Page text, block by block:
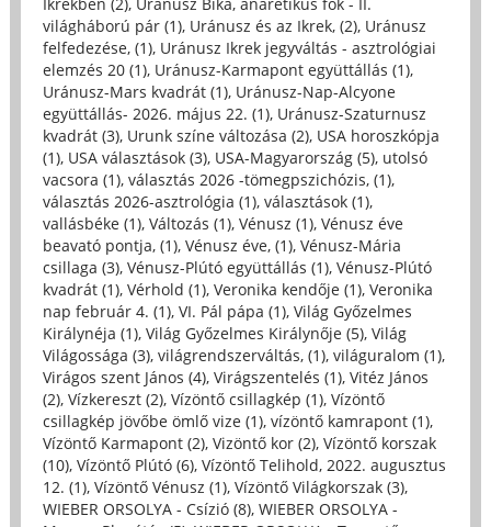
világháború pár (1), Uránusz és az Ikrek, (2), Uránusz
felfedezése, (1), Uránusz Ikrek jegyváltás - asztrológiai
elemzés 20 (1), Uránusz-Karmapont együttállás (1),
Uránusz-Mars kvadrát (1), Uránusz-Nap-Alcyone
együttállás- 2026. május 22. (1), Uránusz-Szaturnusz
kvadrát (3), Urunk színe változása (2), USA horoszkópja
(1), USA választások (3), USA-Magyarország (5), utolsó
vacsora (1), választás 2026 -tömegpszichózis, (1),
választás 2026-asztrológia (1), választások (1),
vallásbéke (1), Változás (1), Vénusz (1), Vénusz éve
beavató pontja, (1), Vénusz éve, (1), Vénusz-Mária
csillaga (3), Vénusz-Plútó együttállás (1), Vénusz-Plútó
kvadrát (1), Vérhold (1), Veronika kendője (1), Veronika
nap február 4. (1), VI. Pál pápa (1), Világ Győzelmes
Királynéja (1), Világ Győzelmes Királynője (5), Világ
Világossága (3), világrendszerváltás, (1), világuralom (1),
Virágos szent János (4), Virágszentelés (1), Vitéz János
(2), Vízkereszt (2), Vízöntő csillagkép (1), Vízöntő
csillagkép jövőbe ömlő vize (1), vízöntő kamrapont (1),
Vízöntő Karmapont (2), Vizöntő kor (2), Vízöntő korszak
(10), Vízöntő Plútó (6), Vízöntő Telihold, 2022. augusztus
12. (1), Vízöntő Vénusz (1), Vízöntő Világkorszak (3),
WIEBER ORSOLYA - Csízió (8), WIEBER ORSOLYA -